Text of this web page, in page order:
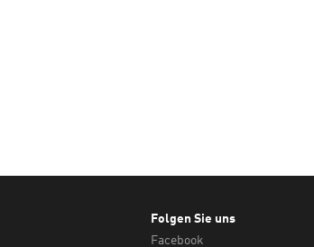
Folgen Sie uns
Facebook